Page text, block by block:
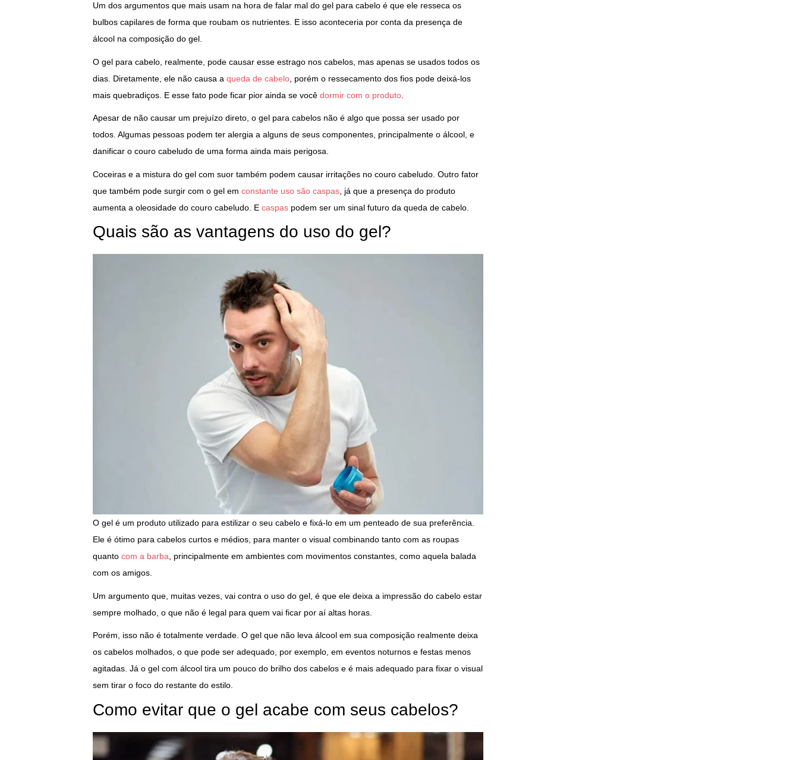
Um dos argumentos que mais usam na hora de falar mal do gel para cabelo é que ele resseca os
bulbos capilares de forma que roubam os nutrientes. E isso aconteceria por conta da presença de
álcool na composição do gel.
O gel para cabelo, realmente, pode causar esse estrago nos cabelos, mas apenas se usados todos os
dias. Diretamente, ele não causa a queda de cabelo, porém o ressecamento dos fios pode deixá-los
mais quebradiços. E esse fato pode ficar pior ainda se você dormir com o produto.
Apesar de não causar um prejuízo direto, o gel para cabelos não é algo que possa ser usado por
todos. Algumas pessoas podem ter alergia a alguns de seus componentes, principalmente o álcool, e
danificar o couro cabeludo de uma forma ainda mais perigosa.
Coceiras e a mistura do gel com suor também podem causar irritações no couro cabeludo. Outro fator
que também pode surgir com o gel em constante uso são caspas, já que a presença do produto
aumenta a oleosidade do couro cabeludo. E caspaspodem ser um sinal futuro da queda de cabelo.
Quais são as vantagens do uso do gel?
O gel é um produto utilizado para estilizar o seu cabelo e fixá-lo em um penteado de sua preferência.
Ele é ótimo para cabelos curtos e médios, para manter o visual combinando tanto com as roupas
quanto com a barba , principalmente em ambientes com movimentos constantes, como aquela balada
com os amigos.
Um argumento que, muitas vezes, vai contra o uso do gel, é que ele deixa a impressão do cabelo estar
sempre molhado, o que não é legal para quem vai ficar por aí altas horas.
Porém, isso não é totalmente verdade. O gel que não leva álcool em sua composição realmente deixa
os cabelos molhados, o que pode ser adequado, por exemplo, em eventos noturnos e festas menos
agitadas. Já o gel com álcool tira um pouco do brilho dos cabelos e é mais adequado para fixar o visual
sem tirar o foco do restante do estilo.
Como evitar que o gel acabe com seus cabelos?